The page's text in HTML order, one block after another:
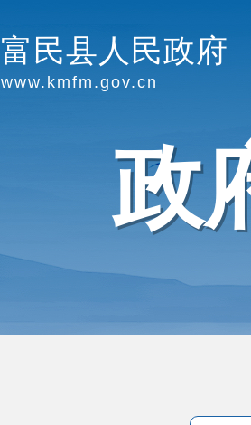
富民县人民政府
www.kmfm.gov.cn
政